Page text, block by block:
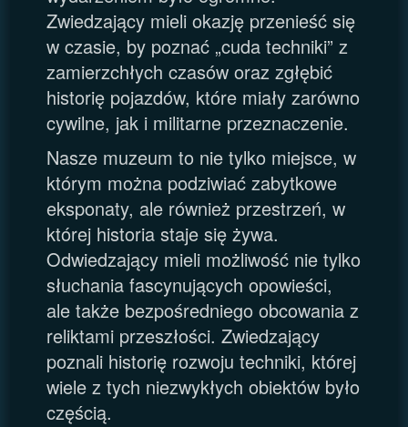
Zwiedzający mieli okazję przenieść się
w czasie, by poznać „cuda techniki” z
zamierzchłych czasów oraz zgłębić
historię pojazdów, które miały zarówno
cywilne, jak i militarne przeznaczenie.
Nasze muzeum to nie tylko miejsce, w
którym można podziwiać zabytkowe
eksponaty, ale również przestrzeń, w
której historia staje się żywa.
Odwiedzający mieli możliwość nie tylko
słuchania fascynujących opowieści,
ale także bezpośredniego obcowania z
reliktami przeszłości. Zwiedzający
poznali historię rozwoju techniki, której
wiele z tych niezwykłych obiektów było
częścią.